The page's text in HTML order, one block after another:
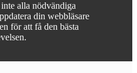
alla nödvändiga
din webbläsare
för att få den bästa